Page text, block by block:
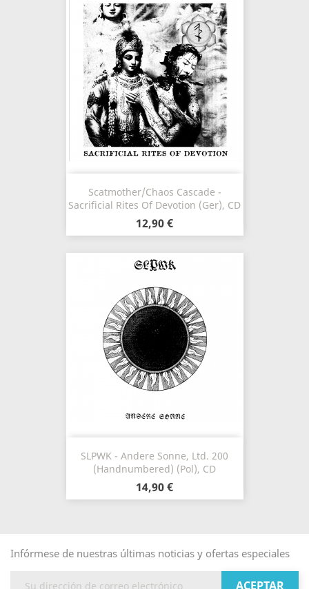
Scatmother/Chaos Cascade -
Sacrificial Rites Of Devotion (Ger), CD
12,90 €
SLPWK - Andere Sonne, Ltd. 200
(Handnumbered) (Pol), CD
14,90 €
Infórmese de nuestras últimas noticias y ofertas especiales